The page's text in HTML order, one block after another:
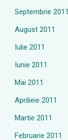
Septembrie 2011
August 2011
Iulie 2011
Iunie 2011
Mai 2011
Aprilieie 2011
Martie 2011
Februarie 2011